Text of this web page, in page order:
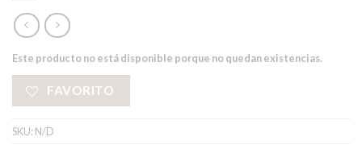
Este producto no está disponible porque no quedan existencias.
FAVORITO
SKU: N/D